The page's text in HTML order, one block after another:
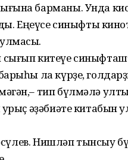
барманы. Унда
Еңеүсе синыфты
китеүе
ла күрҙе,
тип бүлмәлә
әҙәбиәте китабын
Нишләп тынсыу